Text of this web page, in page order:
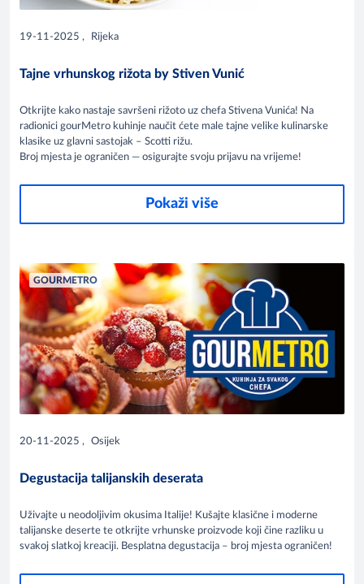
19-11-2025 , Rijeka
Tajne vrhunskog rižota by Stiven Vunić
Otkrijte kako nastaje savršeni rižoto uz chefa Stivena Vunića! Na
radionici gourMetro kuhinje naučit ćete male tajne velike kulinarske
klasike uz glavni sastojak – Scotti rižu.
Broj mjesta je ograničen — osigurajte svoju prijavu na vrijeme!
Pokaži više
GOURMETRO
20-11-2025 , Osijek
Degustacija talijanskih deserata
Uživajte u neodoljivim okusima Italije! Kušajte klasične i moderne
talijanske deserte te otkrijte vrhunske proizvode koji čine razliku u
svakoj slatkoj kreaciji. Besplatna degustacija – broj mjesta ograničen!